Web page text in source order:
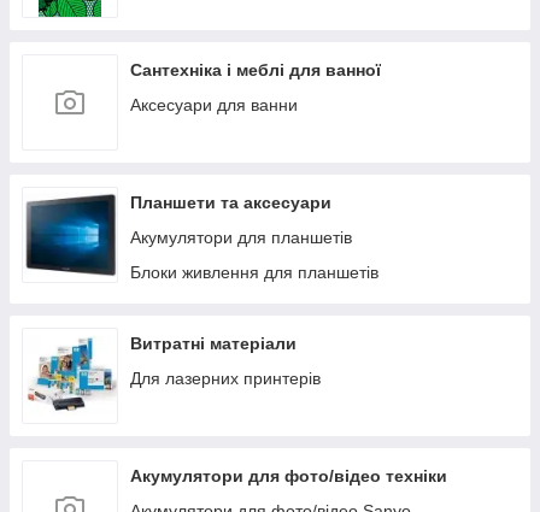
Сантехніка і меблі для ванної
Аксесуари для ванни
Планшети та аксесуари
Акумулятори для планшетів
Блоки живлення для планшетів
Витратні матеріали
Для лазерних принтерів
Акумулятори для фото/відео техніки